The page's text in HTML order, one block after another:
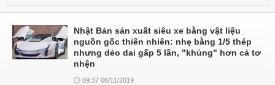
Nhật Bản sản xuất siêu xe bằng vật liệu
nguồn gốc thiên nhiên: nhẹ bằng 1/5 thép
nhưng dẻo dai gấp 5 lần, "khủng" hơn cả tơ
nhện
09:37 06/11/2019